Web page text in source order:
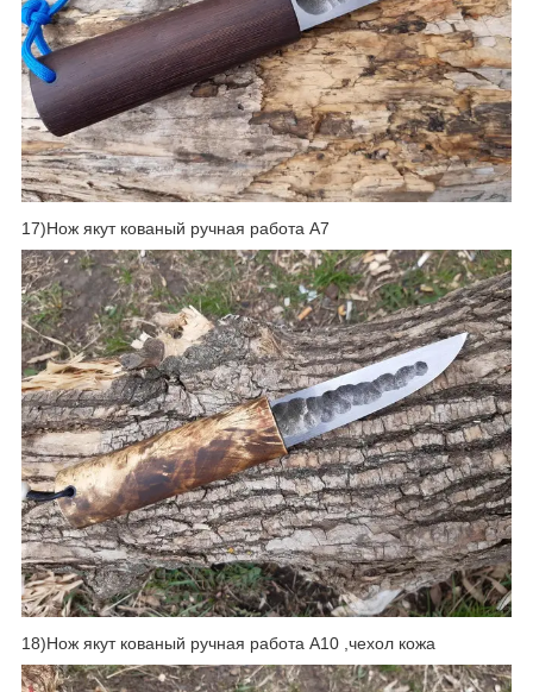
17)Нож якут кованый ручная работа А7
18)Нож якут кованый ручная работа А10 ,чехол кожа